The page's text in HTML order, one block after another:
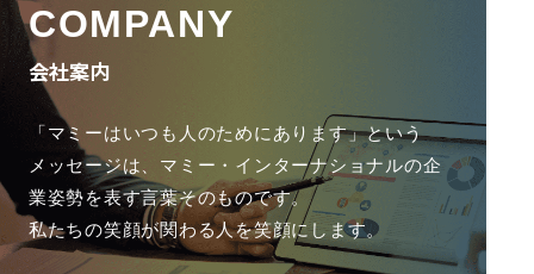
COMPANY
会社案内
「マミーはいつも人のためにあります」という
メッセージは、 マミー・インターナショナルの企
業姿勢を表す言葉そのものです。
私たちの笑顔が関わる人を笑顔にします。